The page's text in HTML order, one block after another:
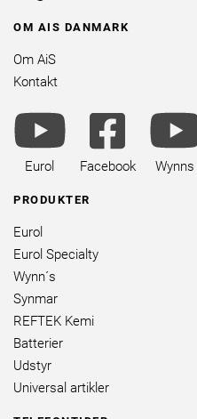
OM AIS DANMARK
Om AiS
Kontakt
youtube
brands
Eurol
facebook
square
brands
Facebook
Wynns
PRODUKTER
Eurol
Eurol Specialty
Wynn´s
Synmar
REFTEK Kemi
Batterier
Udstyr
Universal artikler